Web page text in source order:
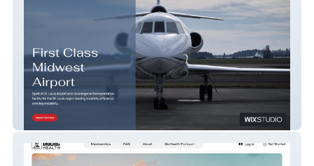
Spirit of St. Louis Airport